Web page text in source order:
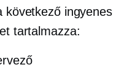
következő ingyenes
tartalmazza: